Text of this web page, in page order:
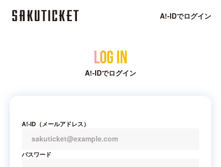
A!-IDでログイン
Log in
A!-IDでログイン
A!-ID（メールアドレス）
パスワード